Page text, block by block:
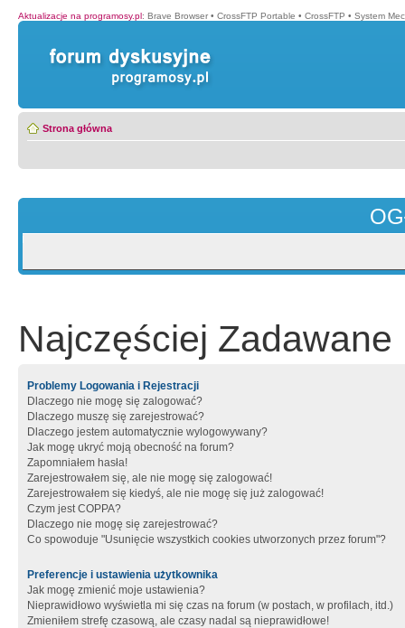
Aktualizacje na programosy.pl: Brave Browser • CrossFTP Portable • CrossFTP • System
Strona główna
Najczęściej Zadawane
Problemy Logowania i Rejestracji
Dlaczego nie mogę się zalogować?
Dlaczego muszę się zarejestrować?
Dlaczego jestem automatycznie wylogowywany?
Jak mogę ukryć moją obecność na forum?
Zapomniałem hasła!
Zarejestrowałem się, ale nie mogę się zalogować!
Zarejestrowałem się kiedyś, ale nie mogę się już zalogować!
Czym jest COPPA?
Dlaczego nie mogę się zarejestrować?
Co spowoduje "Usunięcie wszystkich cookies utworzonych przez forum"?
Preferencje i ustawienia użytkownika
Jak mogę zmienić moje ustawienia?
Nieprawidłowo wyświetla mi się czas na forum (w postach, w profilach, itd.)
Zmieniłem strefę czasową, ale czasy nadal są nieprawidłowe!